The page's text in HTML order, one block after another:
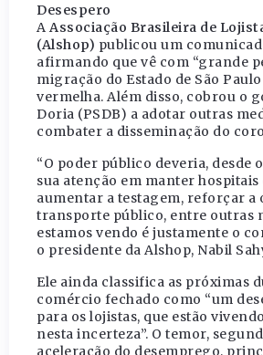
Desespero
A Associação Brasileira de
(Alshop) publicou um
afirmando que vê com “grande
migração do Estado de São
vermelha. Além disso, cobrou o
Doria (PSDB) a adotar outras
combater a disseminação do
“O poder público deveria, desde
sua atenção em manter hospitais
aumentar a testagem, reforçar a
transporte público, entre outras
estamos vendo é justamente o
o presidente da Alshop, Nabil
Ele ainda classifica as próximas
comércio fechado como “um
para os lojistas, que estão
nesta incerteza”. O temor,
aceleração do desemprego,